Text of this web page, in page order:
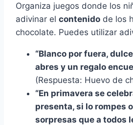
Organiza juegos donde los
adivinar el contenido de los
chocolate. Puedes utilizar
“Blanco por fuera,
abres y un regalo
(Respuesta: Huevo de
“En primavera se
presenta, si lo rompes
sorpresas que a todos